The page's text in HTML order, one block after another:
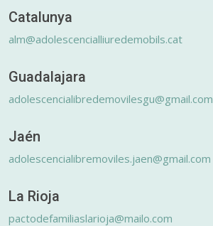
Catalunya
alm@adolescencialliuredemobils.cat
Guadalajara
adolescencialibredemovilesgu@gmail.com
Jaén
adolescencialibremoviles.jaen@gmail.com
La Rioja
pactodefamiliaslarioja@mailo.com